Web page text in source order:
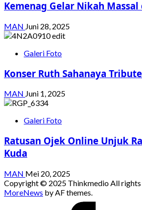
Kemenag Gelar Nikah
MAN Juni 28, 2025
Galeri Foto
Konser Ruth Sahanaya
MAN Juni 1, 2025
Galeri Foto
Ratusan Ojek Online Unjuk
Kuda
MAN Mei 20, 2025
Copyright © 2025 Thinkmedio All rights
MoreNews by AF themes.